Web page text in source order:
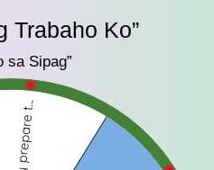
Trabaho Ko”
sa Sipag”